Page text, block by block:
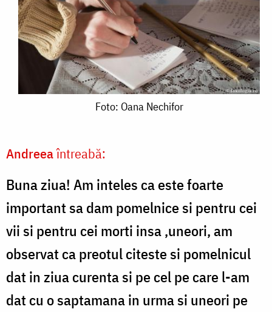
Nechifor
Foto: Oana Nechifor
Andreeaîntreabă:
Buna ziua! Am inteles ca este foarte
important sa dam pomelnice si pentru cei
vii si pentru cei morti insa ,uneori, am
observat ca preotul citeste si pomelnicul
dat in ziua curenta si pe cel pe care l-am
dat cu o saptamana in urma si uneori pe